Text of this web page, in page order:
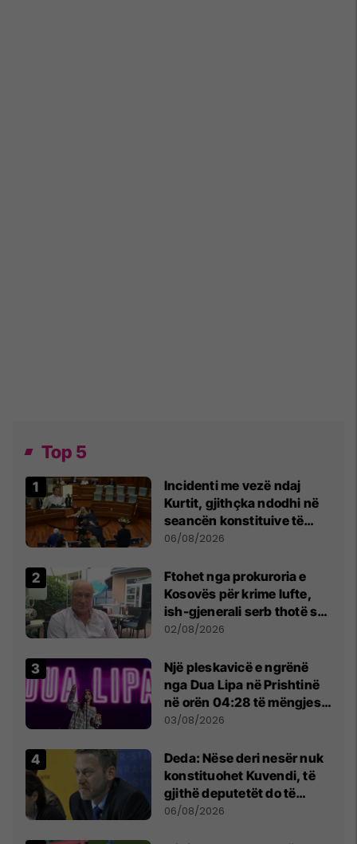
Top 5
Incidenti me vezë ndaj
Kurtit, gjithçka ndodhi në
seancën konstituive të
Kuvendit
06/08/2026
Ftohet nga prokuroria e
Kosovës për krime lufte,
ish-gjenerali serb thotë se
dikush e tradhtoi në
02/08/2026
Një pleskavicë e ngrënë
nga Dua Lipa në Prishtinë
në orën 04:28 të mëngjesit
- dhe bota digjitale serbe
03/08/2026
Deda: Nëse deri nesër nuk
konstituohet Kuvendi, të
gjithë deputetët do të
bëjnë shkelje të rëndë
06/08/2026